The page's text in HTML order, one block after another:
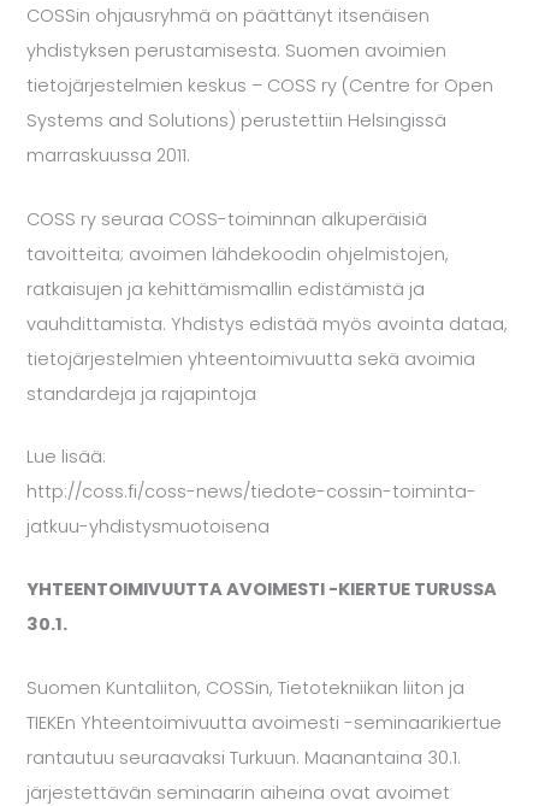
COSSin ohjausryhmä on päättänyt itsenäisen
yhdistyksen perustamisesta. Suomen avoimien
tietojärjestelmien keskus – COSS ry (Centre for Open
Systems and Solutions) perustettiin Helsingissä
marraskuussa 2011.
COSS ry seuraa COSS-toiminnan alkuperäisiä
tavoitteita; avoimen lähdekoodin ohjelmistojen,
ratkaisujen ja kehittämismallin edistämistä ja
vauhdittamista. Yhdistys edistää myös avointa dataa,
tietojärjestelmien yhteentoimivuutta sekä avoimia
standardeja ja rajapintoja
Lue lisää:
http://coss.fi/coss-news/tiedote-cossin-toiminta-
jatkuu-yhdistysmuotoisena
YHTEENTOIMIVUUTTA AVOIMESTI -KIERTUE TURUSSA
30.1.
Suomen Kuntaliiton, COSSin, Tietotekniikan liiton ja
TIEKEn Yhteentoimivuutta avoimesti -seminaarikiertue
rantautuu seuraavaksi Turkuun. Maanantaina 30.1.
järjestettävän seminaarin aiheina ovat avoimet